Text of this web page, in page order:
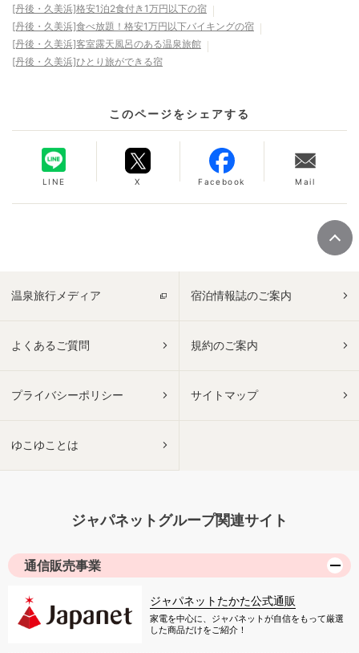
[丹後・久美浜]格安1泊2食付き1万円以下の宿
[丹後・久美浜]食べ放題！格安1万円以下バイキングの宿
[丹後・久美浜]客室露天風呂のある温泉旅館
[丹後・久美浜]ひとり旅ができる宿
このページをシェアする
LINE X Facebook Mail
温泉旅行メディア 宿泊情報誌のご案内
よくあるご質問 規約のご案内
プライバシーポリシー サイトマップ
ゆこゆことは
ジャパネットグループ関連サイト
通信販売事業
ジャパネットたかた公式通販
家電を中心に、ジャパネットが自信をもって厳選
した商品だけをご紹介！